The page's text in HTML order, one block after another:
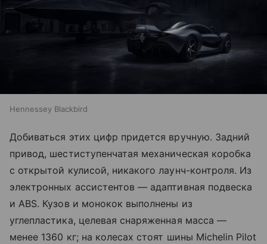
Hennessey Blackbird
Добиваться этих цифр придется вручную. Задний
привод, шестиступенчатая механическая коробка
с открытой кулисой, никакого лаунч-контроля. Из
электронных ассистентов — адаптивная подвеска
и ABS. Кузов и монокок выполнены из
углепластика, целевая снаряженная масса —
менее 1360 кг; на колесах стоят шины Michelin Pilot